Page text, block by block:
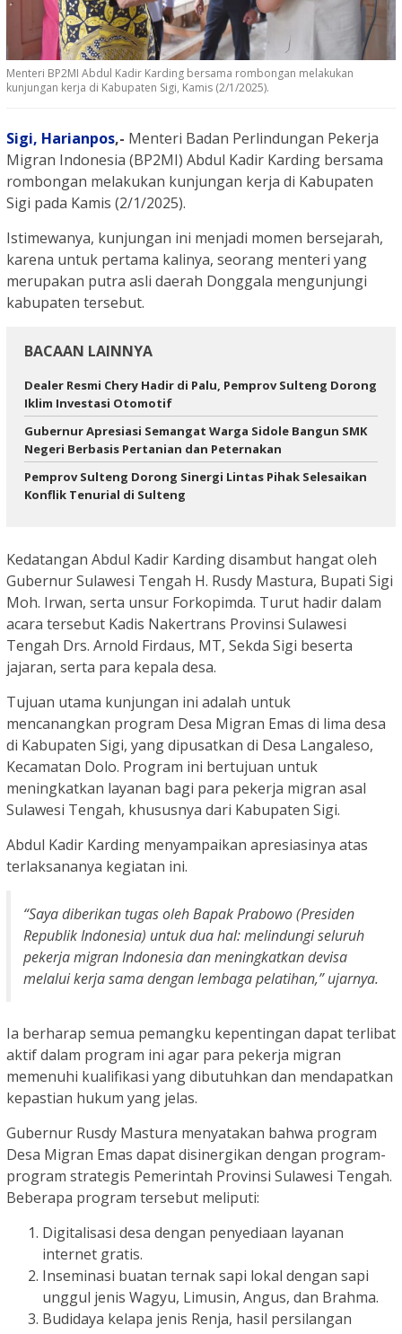
Menteri BP2MI Abdul Kadir Karding bersama rombongan melakukan
kunjungan kerja di Kabupaten Sigi, Kamis (2/1/2025).
Sigi, Harianpos,- Menteri Badan Perlindungan Pekerja
Migran Indonesia (BP2MI) Abdul Kadir Karding bersama
rombongan melakukan kunjungan kerja di Kabupaten
Sigi pada Kamis (2/1/2025).
Istimewanya, kunjungan ini menjadi momen bersejarah,
karena untuk pertama kalinya, seorang menteri yang
merupakan putra asli daerah Donggala mengunjungi
kabupaten tersebut.
BACAAN LAINNYA
Dealer Resmi Chery Hadir di Palu, Pemprov Sulteng Dorong
Iklim Investasi Otomotif
Gubernur Apresiasi Semangat Warga Sidole Bangun SMK
Negeri Berbasis Pertanian dan Peternakan
Pemprov Sulteng Dorong Sinergi Lintas Pihak Selesaikan
Konflik Tenurial di Sulteng
Kedatangan Abdul Kadir Karding disambut hangat oleh
Gubernur Sulawesi Tengah H. Rusdy Mastura, Bupati Sigi
Moh. Irwan, serta unsur Forkopimda. Turut hadir dalam
acara tersebut Kadis Nakertrans Provinsi Sulawesi
Tengah Drs. Arnold Firdaus, MT, Sekda Sigi beserta
jajaran, serta para kepala desa.
Tujuan utama kunjungan ini adalah untuk
mencanangkan program Desa Migran Emas di lima desa
di Kabupaten Sigi, yang dipusatkan di Desa Langaleso,
Kecamatan Dolo. Program ini bertujuan untuk
meningkatkan layanan bagi para pekerja migran asal
Sulawesi Tengah, khususnya dari Kabupaten Sigi.
Abdul Kadir Karding menyampaikan apresiasinya atas
terlaksananya kegiatan ini.
“Saya diberikan tugas oleh Bapak Prabowo (Presiden
Republik Indonesia) untuk dua hal: melindungi seluruh
pekerja migran Indonesia dan meningkatkan devisa
melalui kerja sama dengan lembaga pelatihan,” ujarnya.
Ia berharap semua pemangku kepentingan dapat terlibat
aktif dalam program ini agar para pekerja migran
memenuhi kualifikasi yang dibutuhkan dan mendapatkan
kepastian hukum yang jelas.
Gubernur Rusdy Mastura menyatakan bahwa program
Desa Migran Emas dapat disinergikan dengan program-
program strategis Pemerintah Provinsi Sulawesi Tengah.
Beberapa program tersebut meliputi:
Digitalisasi desa dengan penyediaan layanan
internet gratis.
Inseminasi buatan ternak sapi lokal dengan sapi
unggul jenis Wagyu, Limusin, Angus, dan Brahma.
Budidaya kelapa jenis Renja, hasil persilangan